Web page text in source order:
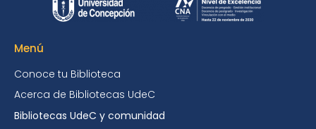
Menú
Conoce tu Biblioteca
Acerca de Bibliotecas UdeC
Bibliotecas UdeC y comunidad